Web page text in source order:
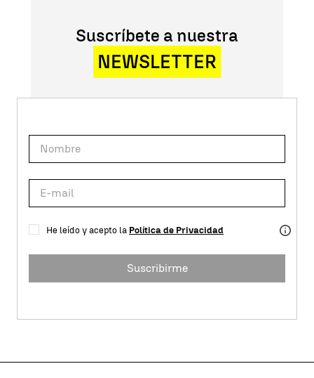
Suscríbete a nuestra
NEWSLETTER
He leído y acepto la Política de Privacidad
Suscribirme